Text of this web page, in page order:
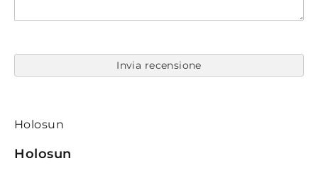
Invia recensione
Holosun
Holosun